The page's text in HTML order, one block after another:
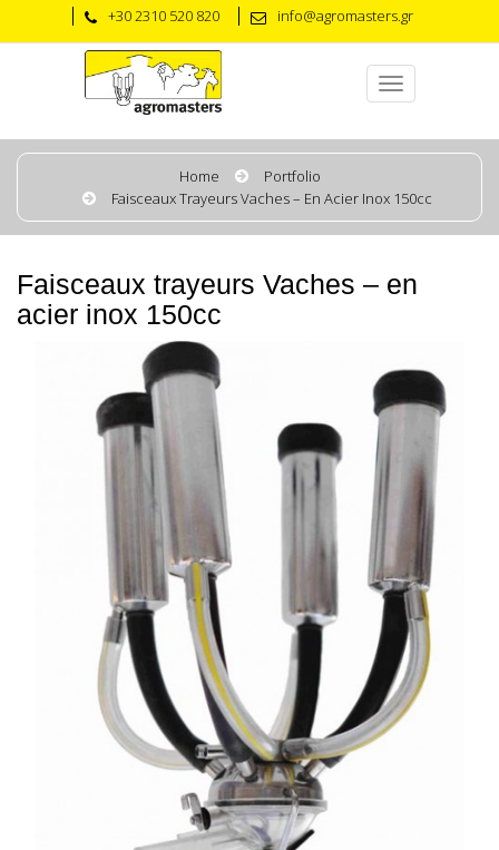
+30 2310 520 820 info@agromasters.gr
Home
Portfolio
Faisceaux Trayeurs Vaches – En Acier Inox 150cc
Faisceaux trayeurs Vaches – en
acier inox 150cc